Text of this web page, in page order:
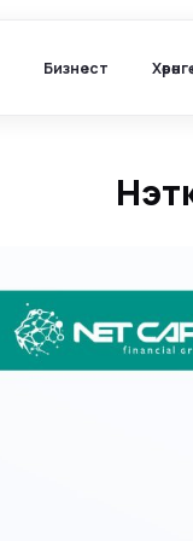
Бизнест